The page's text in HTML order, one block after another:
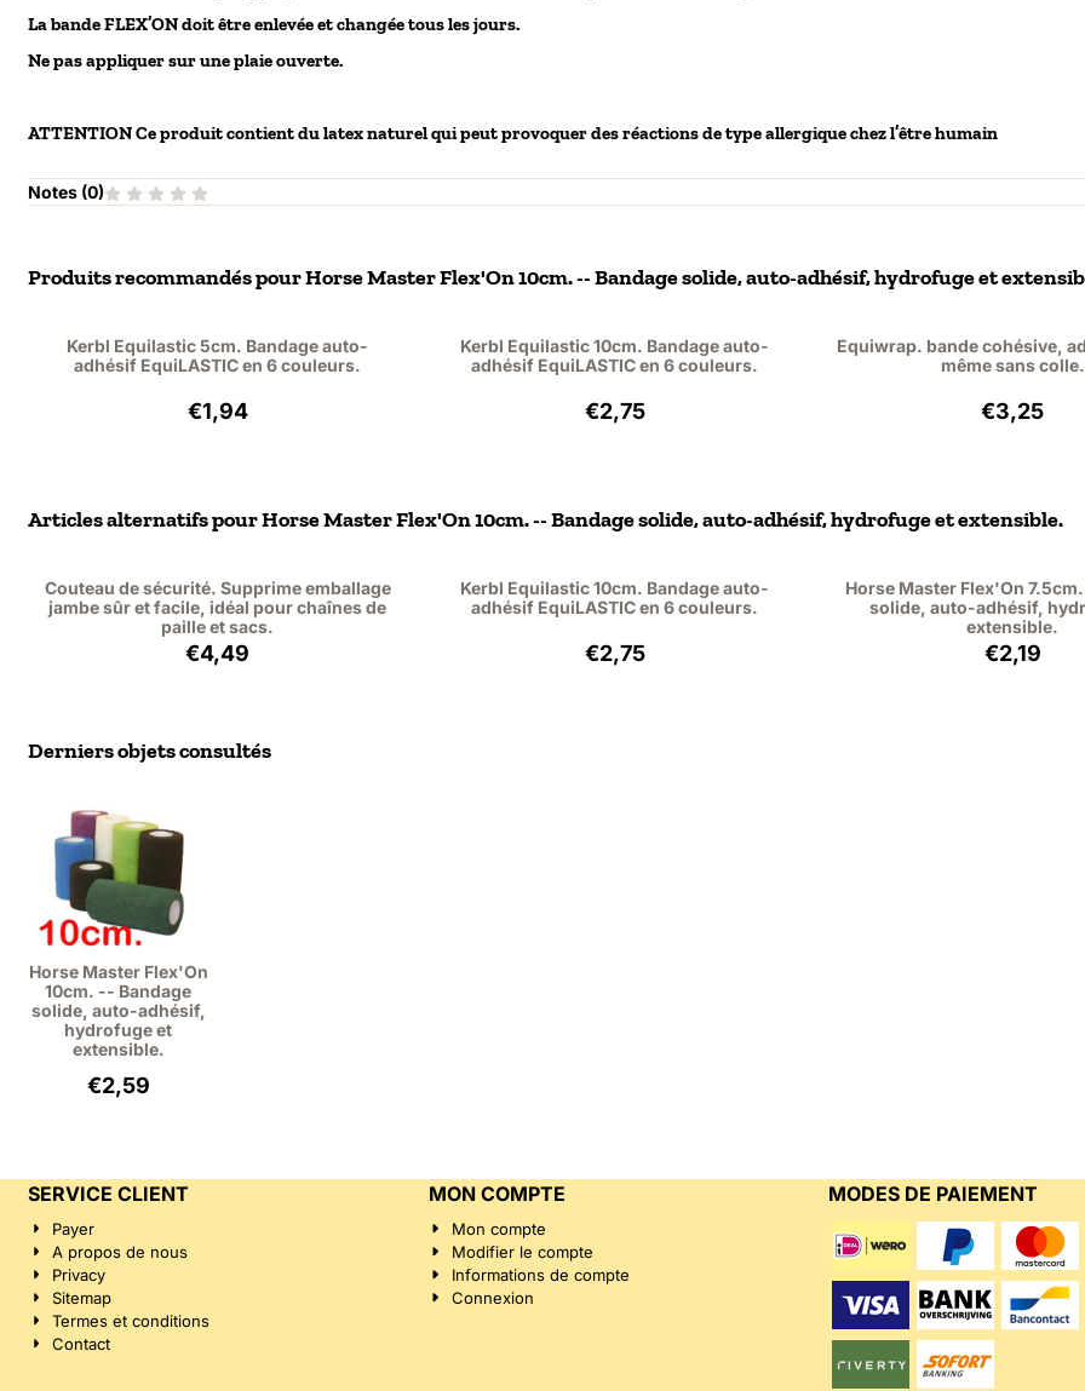
La bande FLEX’ON doit être enlevée et changée tous les jours.
Ne pas appliquer sur une plaie ouverte.
ATTENTION Ce produit contient du latex naturel qui peut provoquer des réactions de type allergique chez l’être humain
Notes (0)
Produits recommandés pourHorse Master Flex'On 10cm. -- Bandage solide, auto-adhésif, hydrofuge et
Kerbl Equilastic 5cm. Bandage auto-
adhésif EquiLASTIC en 6 couleurs.
Prix: 1,94, hors TVA : 1,60
€1,94
Kerbl Equilastic 10cm. Bandage auto-
adhésif EquiLASTIC en 6 couleurs.
Prix: 2,75, hors TVA : 2,27
€2,75
Equiwrap. bande cohésive,
même sans colle.
Prix:
€3,25
Articles alternatifs pourHorse Master Flex'On 10cm. -- Bandage solide, auto-adhésif, hydrofuge et extensible.
Couteau de sécurité. Supprime emballage
jambe sûr et facile, idéal pour chaînes de
paille et sacs.
Prix: 4,49, hors TVA : 3,71
€4,49
Kerbl Equilastic 10cm. Bandage auto-
adhésif EquiLASTIC en 6 couleurs.
Prix: 2,75, hors TVA : 2,27
€2,75
Horse Master Flex'On
solide, auto-adhésif,
extensible.
Prix:
€2,19
Derniers objets consultés
Horse Master Flex'On
10cm. -- Bandage
solide, auto-adhésif,
hydrofuge et
extensible.
€2,59
SERVICE CLIENT
Payer
A propos de nous
Privacy
Sitemap
Termes et conditions
Contact
MON COMPTE
Mon compte
Modifier le compte
Informations de compte
Connexion
MODES DE PAIEMENT